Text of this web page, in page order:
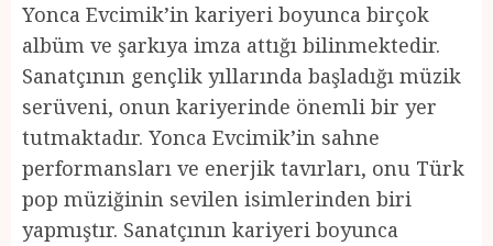
Yonca Evcimik’in kariyeri boyunca birçok
albüm ve şarkıya imza attığı bilinmektedir.
Sanatçının gençlik yıllarında başladığı müzik
serüveni, onun kariyerinde önemli bir yer
tutmaktadır. Yonca Evcimik’in sahne
performansları ve enerjik tavırları, onu Türk
pop müziğinin sevilen isimlerinden biri
yapmıştır. Sanatçının kariyeri boyunca